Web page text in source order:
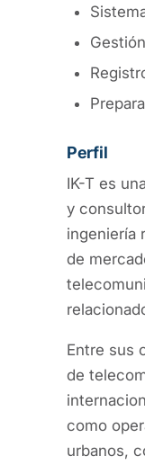
Perfil
IK-T es
y
ingeniería
de
Entre sus
de
como
urbanos,